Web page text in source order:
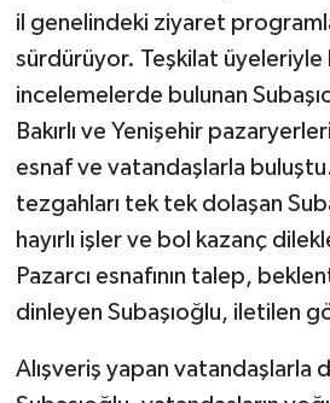
il genelindeki ziyaret
sürdürüyor. Teşkilat üyeleriyle
incelemelerde bulunan
Bakırlı ve Yenişehir
esnaf ve vatandaşlarla
tezgahları tek tek dolaşan
hayırlı işler ve bol kazanç
Pazarcı esnafının talep,
dinleyen Subaşıoğlu, iletilen
Alışveriş yapan vatandaşlarla
İNSAN
İş Dünyası
Jandarma
Kadın